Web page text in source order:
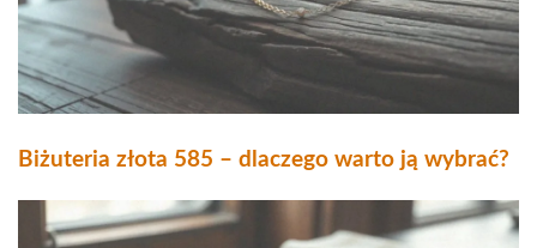
Biżuteria złota 585 – dlaczego warto ją wybrać?